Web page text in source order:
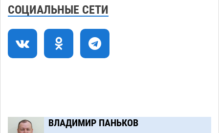
крупной партии прегабалина
СОЦИАЛЬНЫЕ СЕТИ
ВЛАДИМИР ПАНЬКОВ